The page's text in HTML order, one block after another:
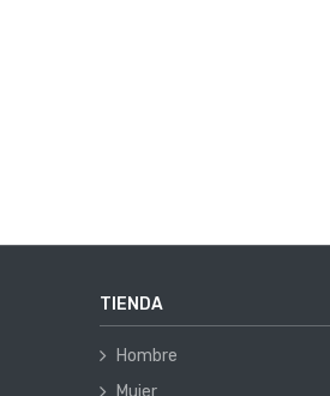
TIENDA
Hombre
Mujer